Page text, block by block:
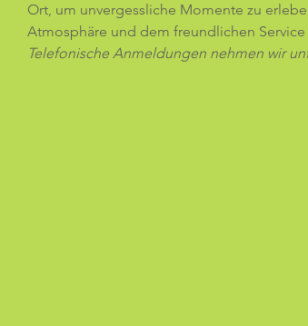
Ort, um unvergessliche Momente zu
Atmosphäre und dem freundlichen
Telefonische Anmeldungen nehmen wir